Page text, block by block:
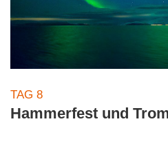
TAG 8
Hammerfest und